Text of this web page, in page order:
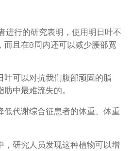
进行的研究表明，使用明日叶不
而且在8周内还可以减少腰部宽
叶可以对抗我们腹部顽固的脂
中最难流失的。
低代谢综合征患者的体重、体重
，研究人员发现这种植物可以增